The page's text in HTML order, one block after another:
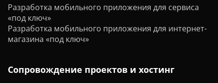
Разработка мобильного приложения для сервиса
«под ключ»
Разработка мобильного приложения для интернет-
магазина «под ключ»
Сопровождение проектов и хостинг